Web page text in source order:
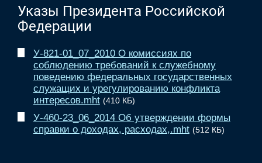
Указы Президента Российской
Федерации
У-821-01_07_2010 О комиссиях по
соблюдению требований к служебному
поведению федеральных государственных
служащих и урегулированию конфликта
интересов.mht (410 КБ)
У-460-23_06_2014 Об утверждении формы
справки о доходах, расходах,.mht (512 КБ)